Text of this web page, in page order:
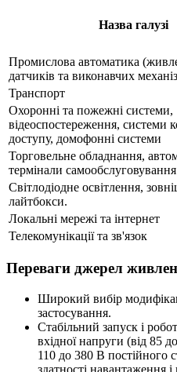
Назва галузі
Промислова автоматика
датчиків та виконавчих
Транспорт
Охоронні та пожежні системи,
відеоспостереження, системи
доступу, домофонні системи
Торговельне обладнання,
термінали самообслуговування
Світлодіодне освітлення,
лайтбокси.
Локальні мережі та інтернет
Телекомунікації та зв'язок
Переваги джерел
Широкий вибір
застосування.
Стабільний запуск і
вхідної напруги (від 85
110 до 380 В постійного
здатності навантаження